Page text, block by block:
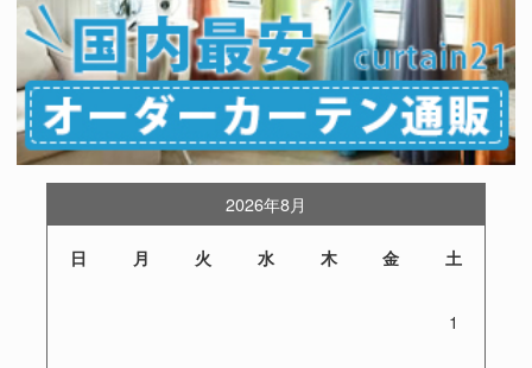
2026年8月
日 月 火 水 木 金 土
1